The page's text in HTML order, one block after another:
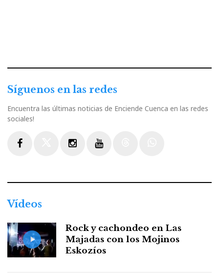
Síguenos en las redes
Encuentra las últimas noticias de Enciende Cuenca en las redes
sociales!
Vídeos
Rock y cachondeo en Las
Majadas con los Mojinos
Eskozíos